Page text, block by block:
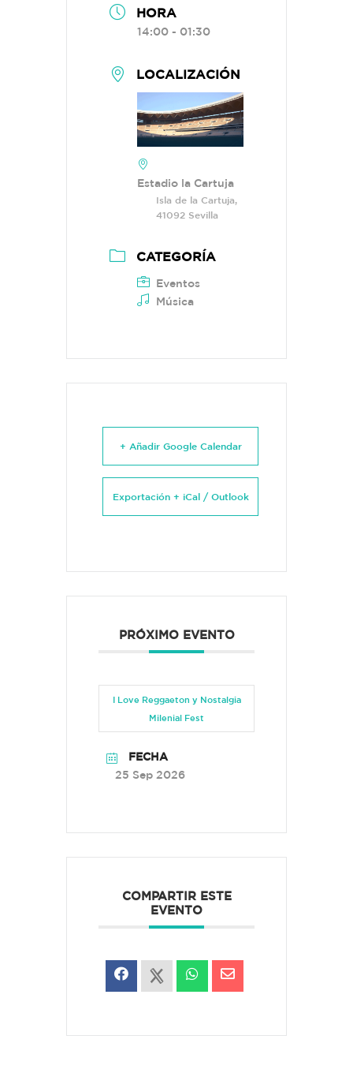
HORA
14:00 - 01:30
LOCALIZACIÓN
Estadio la Cartuja
Isla de la Cartuja,
41092 Sevilla
CATEGORÍA
Eventos
Música
+ Añadir Google Calendar
Exportación + iCal / Outlook
PRÓXIMO EVENTO
I Love Reggaeton y Nostalgia
Milenial Fest
FECHA
25 Sep 2026
COMPARTIR ESTE
EVENTO